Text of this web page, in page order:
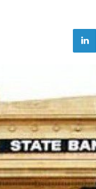
LinkedIn